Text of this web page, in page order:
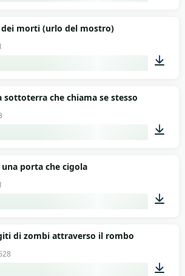
dei morti (urlo del mostro)
sottoterra che chiama se stesso
porta che cigola
di zombi attraverso il rombo